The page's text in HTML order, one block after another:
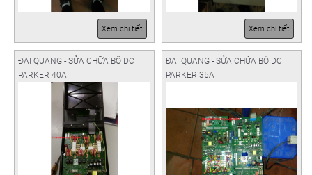
Xem chi tiết Xem chi tiết
ĐẠI QUANG - SỬA CHỮA BỘ DC
PARKER 40A
ĐẠI QUANG - SỬA CHỮA BỘ DC
PARKER 35A